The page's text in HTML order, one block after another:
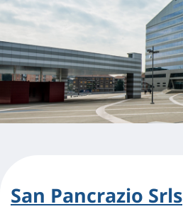
San Pancrazio Srls